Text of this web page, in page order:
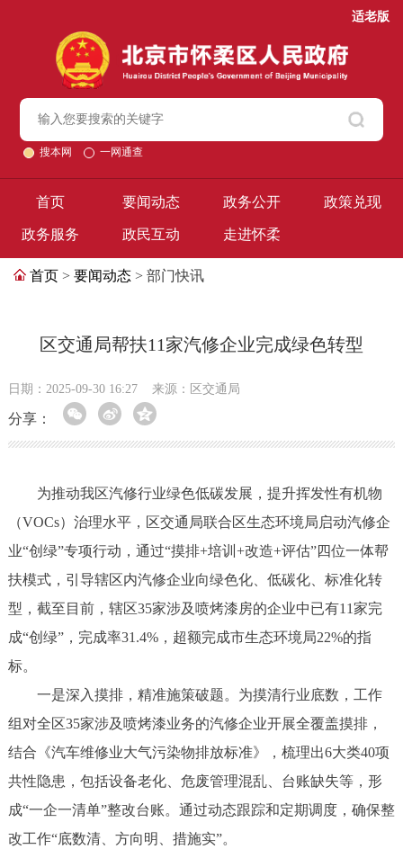
适老版
搜本网 一网通查
首页 要闻动态 政务公开 政策兑现
政务服务 政民互动 走进怀柔
首页 > 要闻动态 > 部门快讯
区交通局帮扶11家汽修企业完成绿色转型
日期：2025-09-30 16:27 来源：区交通局
分享：
为推动我区汽修行业绿色低碳发展，提升挥发性有机物
（VOCs）治理水平，区交通局联合区生态环境局启动汽修企
业“创绿”专项行动，通过“摸排+培训+改造+评估”四位一体帮
扶模式，引导辖区内汽修企业向绿色化、低碳化、标准化转
型，截至目前，辖区35家涉及喷烤漆房的企业中已有11家完
成“创绿”，完成率31.4%，超额完成市生态环境局22%的指
标。
一是深入摸排，精准施策破题。为摸清行业底数，工作
组对全区35家涉及喷烤漆业务的汽修企业开展全覆盖摸排，
结合《汽车维修业大气污染物排放标准》，梳理出6大类40项
共性隐患，包括设备老化、危废管理混乱、台账缺失等，形
成“一企一清单”整改台账。通过动态跟踪和定期调度，确保整
改工作“底数清、方向明、措施实”。